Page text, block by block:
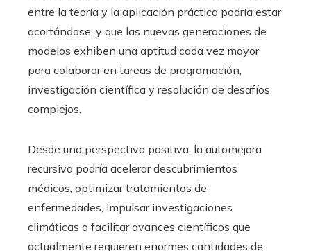
entre la teoría y la aplicación práctica podría estar
acortándose, y que las nuevas generaciones de
modelos exhiben una aptitud cada vez mayor
para colaborar en tareas de programación,
investigación científica y resolución de desafíos
complejos.
Desde una perspectiva positiva, la automejora
recursiva podría acelerar descubrimientos
médicos, optimizar tratamientos de
enfermedades, impulsar investigaciones
climáticas o facilitar avances científicos que
actualmente requieren enormes cantidades de